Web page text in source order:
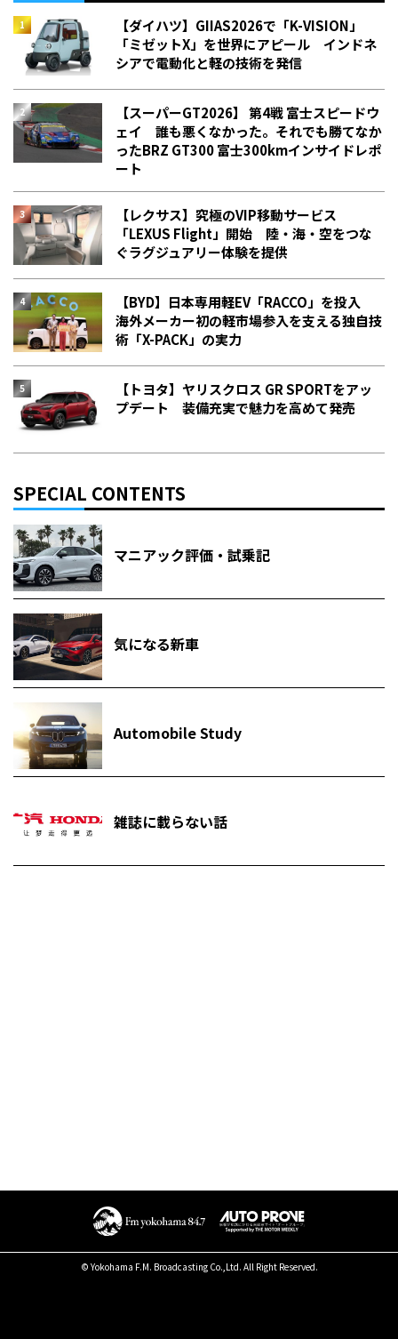
【ダイハツ】GIIAS2026で「K-VISION」
「ミゼットX」を世界にアピール インドネ
シアで電動化と軽の技術を発信
【スーパーGT2026】 第4戦 富士スピードウ
ェイ 誰も悪くなかった。それでも勝てなか
った――BRZ GT300 富士300kmインサイドレポ
ート
【レクサス】究極のVIP移動サービス
「LEXUS Flight」開始 陸・海・空をつな
ぐラグジュアリー体験を提供
【BYD】日本専用軽EV「RACCO」を投入
海外メーカー初の軽市場参入を支える独自技
術「X-PACK」の実力
【トヨタ】ヤリスクロス GR SPORTをアッ
プデート 装備充実で魅力を高めて発売
SPECIAL CONTENTS
マニアック評価・試乗記
気になる新車
Automobile Study
雑誌に載らない話
© Yokohama F.M. Broadcasting Co.,Ltd. All Right Reserved.